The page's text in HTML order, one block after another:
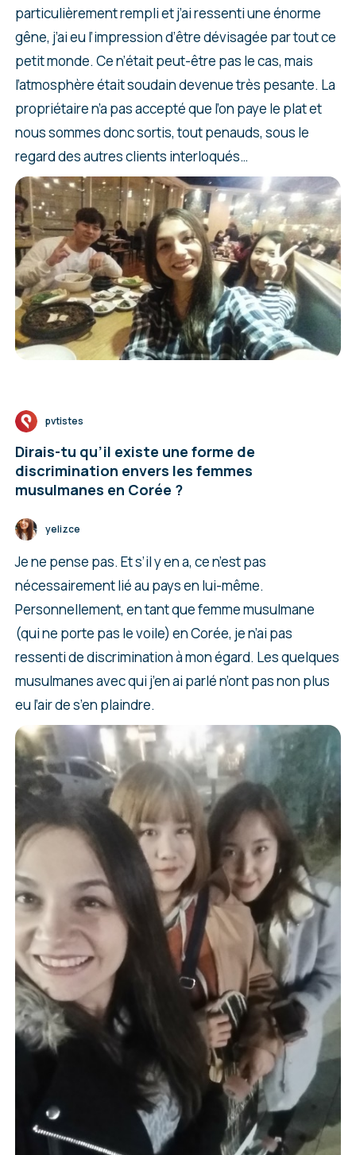
particulièrement rempli et j’ai ressenti une énorme
gêne, j’ai eu l’impression d’être dévisagée par tout ce
petit monde. Ce n’était peut-être pas le cas, mais
l’atmosphère était soudain devenue très pesante. La
propriétaire n’a pas accepté que l’on paye le plat et
nous sommes donc sortis, tout penauds, sous le
regard des autres clients interloqués…
pvtistes
Dirais-tu qu’il existe une forme de
discrimination envers les femmes
musulmanes en Corée ?
yelizce
Je ne pense pas. Et s’il y en a, ce n’est pas
nécessairement lié au pays en lui-même.
Personnellement, en tant que femme musulmane
(qui ne porte pas le voile) en Corée, je n’ai pas
ressenti de discrimination à mon égard. Les quelques
musulmanes avec qui j’en ai parlé n’ont pas non plus
eu l’air de s’en plaindre.